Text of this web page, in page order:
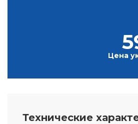
Цена
Технические